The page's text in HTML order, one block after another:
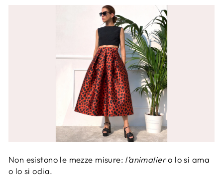
Non esistono le mezze misure: l’animaliero lo si ama
o lo si odia.